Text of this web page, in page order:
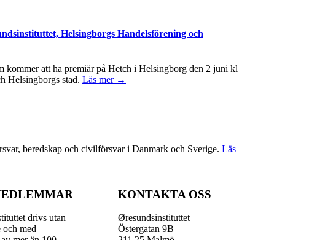
Helsingborgs Handelsförening och
kommer att ha premiär på Hetch i Helsingborg den 2 juni kl
Helsingborgs stad. Läs mer →
beredskap och civilförsvar i Danmark och Sverige. Läs
drivs utan
och med
KONTAKTA OSS
Øresundsinstituttet
Östergatan 9B